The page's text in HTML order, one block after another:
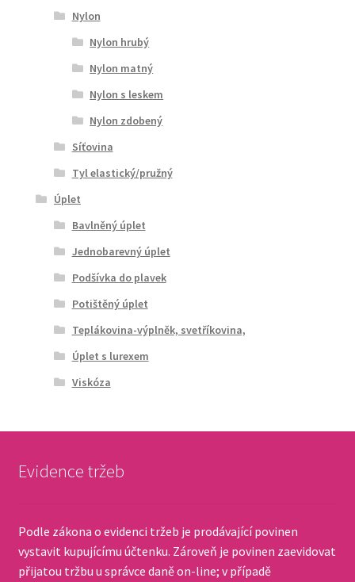
Nylon
Nylon hrubý
Nylon matný
Nylon s leskem
Nylon zdobený
Síťovina
Tyl elastický/pružný
Úplet
Bavlněný úplet
Jednobarevný úplet
Podšívka do plavek
Potištěný úplet
Teplákovina-výplněk, svetříkovina,
Úplet s lurexem
Viskóza
Evidence tržeb
Podle zákona o evidenci tržeb je prodávající povinen
vystavit kupujícímu účtenku. Zároveň je povinen zaevidovat
přijatou tržbu u správce daně on-line; v případě